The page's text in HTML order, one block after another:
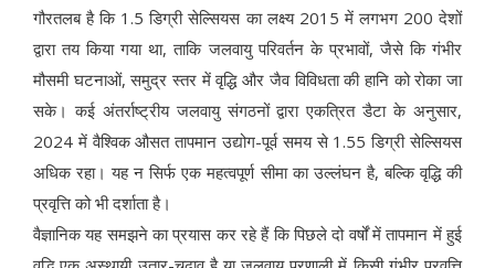
गौरतलब है कि 1.5 डिग्री सेल्सियस का लक्ष्य 2015 में लगभग 200 देशों
द्वारा तय किया गया था, ताकि जलवायु परिवर्तन के प्रभावों, जैसे कि गंभीर
मौसमी घटनाओं, समुद्र स्तर में वृद्धि और जैव विविधता की हानि को रोका जा
सके। कई अंतर्राष्ट्रीय जलवायु संगठनों द्वारा एकत्रित डैटा के अनुसार,
2024 में वैश्विक औसत तापमान उद्योग-पूर्व समय से 1.55 डिग्री सेल्सियस
अधिक रहा। यह न सिर्फ एक महत्वपूर्ण सीमा का उल्लंघन है, बल्कि वृद्धि की
प्रवृत्ति को भी दर्शाता है।
वैज्ञानिक यह समझने का प्रयास कर रहे हैं कि पिछले दो वर्षों में तापमान में हुई